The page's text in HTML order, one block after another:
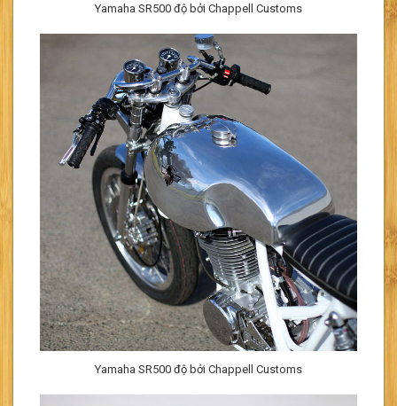
Yamaha SR500 độ bởi Chappell Customs
Yamaha SR500 độ bởi Chappell Customs